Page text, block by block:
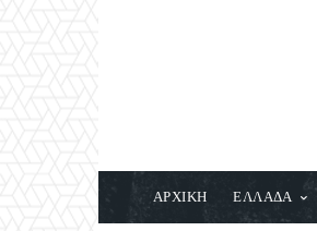
ΑΡΧΙΚΗ ΕΛΛΑΔΑ